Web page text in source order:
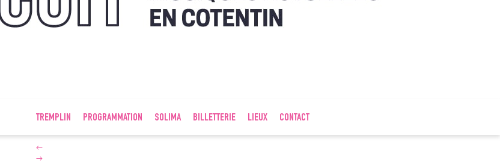
TREMPLIN PROGRAMMATION SOLIMA BILLETTERIE LIEUX CONTACT
←
→